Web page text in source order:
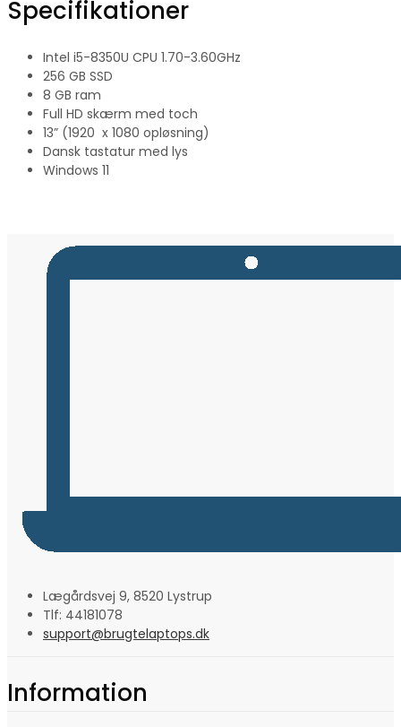
Specifikationer
Intel i5-8350U CPU 1.70-3.60GHz
256 GB SSD
8 GB ram
Full HD skærm med toch
13” (1920 x 1080 opløsning)
Dansk tastatur med lys
Windows 11
Lægårdsvej 9, 8520 Lystrup
Tlf: 44181078
support@brugtelaptops.dk
Information